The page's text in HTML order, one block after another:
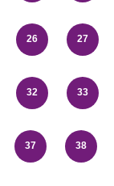
26 27
32 33
37 38